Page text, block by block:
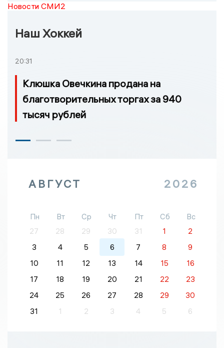
Новости СМИ2
Наш Хоккей
20:31
Клюшка Овечкина продана на
благотворительных торгах за 940
тысяч рублей
АВГУСТ 2026
Пн Вт Ср Чт Пт Сб
Вс
27
28 29 30 31 1
2
3
4 5 6 7 8
9
10
11 12 13 14 15
16
17
18 19 20 21 22
23
24
25 26 27 28 29
30
31
1 2 3 4 5 6